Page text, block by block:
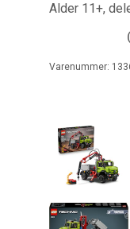
Alder 11+,
Varenummer: